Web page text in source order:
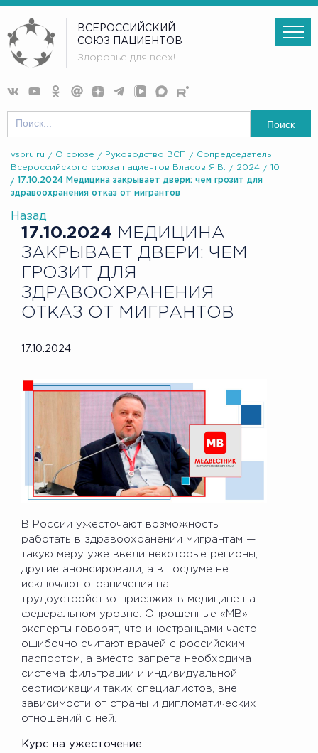
ВСЕРОССИЙСКИЙ
СОЮЗ ПАЦИЕНТОВ
Здоровье для всех!
Поиск
vspru.ru О союзе Руководство ВСП
Сопредседатель
Всероссийского союза пациентов Власов Я.В.
2024
10
17.10.2024 Медицина закрывает двери: чем грозит для
здравоохранения отказ от мигрантов
Назад
17.10.2024 МЕДИЦИНА
ЗАКРЫВАЕТ ДВЕРИ: ЧЕМ
ГРОЗИТ ДЛЯ
ЗДРАВООХРАНЕНИЯ
ОТКАЗ ОТ МИГРАНТОВ
17.10.2024
В России ужесточают возможность
работать в здравоохранении мигрантам —
такую меру уже ввели некоторые регионы,
другие анонсировали, а в Госдуме не
исключают ограничения на
трудоустройство приезжих в медицине на
федеральном уровне. Опрошенные «МВ»
эксперты говорят, что иностранцами часто
ошибочно считают врачей с российским
паспортом, а вместо запрета необходима
система фильтрации и индивидуальной
сертификации таких специалистов, вне
зависимости от страны и дипломатических
отношений с ней.
Курс на ужесточение